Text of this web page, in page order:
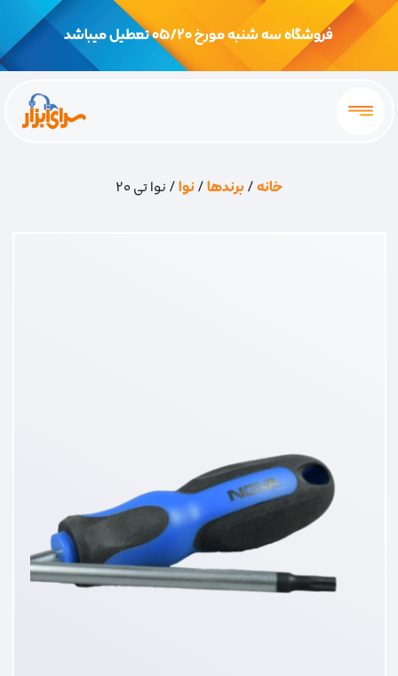
فروشگاه سه شنبه مورخ 05/20 تعطیل میباشد
خانه/برندها/نوا/ نوا تی 20